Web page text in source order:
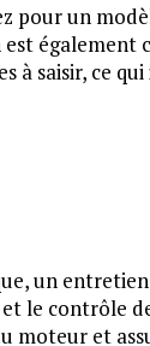
pour un
également
à saisir, ce
un
le contrôle
moteur et